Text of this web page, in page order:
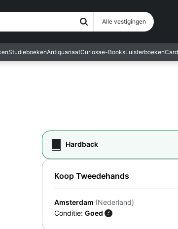
Alle vestigingen
StudieboekenAntiquariaatCuriosae-BooksLuisterboeken
Hardback
Koop Tweedehands
Amsterdam (Nederland)
Conditie: Goed ?